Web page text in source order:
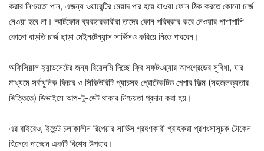
করার নিশ্চয়তা পান, এজন্য ওয়ারেন্টির মেয়াদ পার হয়ে যাওয়া ফোন ঠিক করতে কোনো চার্জ
নেওয়া হবে না। স্মার্টফোন ব্যবহারকারীরা তাদের ফোন পরিষ্কার করে নেওয়ার পাশাপাশি
কোনো বাড়তি চার্জ ছাড়া মেইনটেন্যান্স সার্ভিসও করিয়ে নিতে পারবেন।
অফিসিয়াল হ্যান্ডসেটের জন্য রিয়েলমি দিচ্ছে ফ্রি সফটওয়্যার আপগ্রেডের সুবিধা, যার
মাধ্যমে সর্বাধুনিক ফিচার ও সিকিউরিটি প্যাচসহ প্রোটেকটিভ পেপার ফিল্ম (সহজলভ্যতার
ভিত্তিতে) ডিভাইসে আপ-টু-ডেট থাকার নিশ্চয়তা প্রদান করা হয়।
এর বাইরেও, ইভেন্ট চলাকালীন রিপেয়ার সার্ভিস গ্রহণকারী গ্রাহকরা প্রশংসাসূচক টোকেন
হিসেবে পাচ্ছেন একটি বিশেষ উপহার।